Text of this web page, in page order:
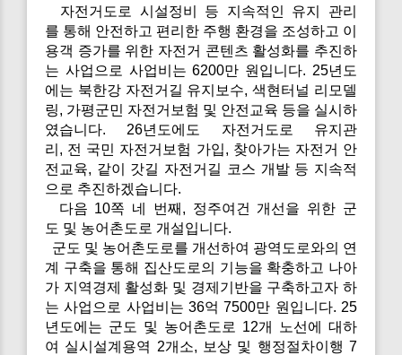
자전거도로 시설정비 등 지속적인 유지 관리
를 통해 안전하고 편리한 주행 환경을 조성하고 이
용객 증가를 위한 자전거 콘텐츠 활성화를 추진하
는 사업으로 사업비는 6200만 원입니다. 25년도
에는 북한강 자전거길 유지보수, 색현터널 리모델
링, 가평군민 자전거보험 및 안전교육 등을 실시하
였습니다. 26년도에도 자전거도로 유지관
리, 전 국민 자전거보험 가입, 찾아가는 자전거 안
전교육, 같이 갓길 자전거길 코스 개발 등 지속적
으로 추진하겠습니다.
다음 10쪽 네 번째, 정주여건 개선을 위한 군
도 및 농어촌도로 개설입니다.
군도 및 농어촌도로를 개선하여 광역도로와의 연
계 구축을 통해 집산도로의 기능을 확충하고 나아
가 지역경제 활성화 및 경제기반을 구축하고자 하
는 사업으로 사업비는 36억 7500만 원입니다. 25
년도에는 군도 및 농어촌도로 12개 노선에 대하
여 실시설계용역 2개소, 보상 및 행정절차이행 7